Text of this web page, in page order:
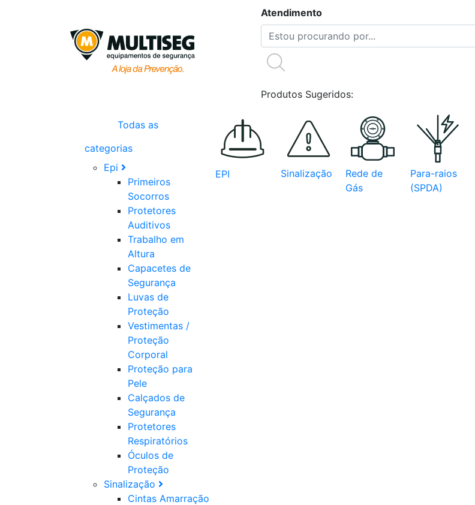
Atendimento
Produtos Sugeridos:
Todas as
categorias
Epi
Primeiros
Socorros
Protetores
Auditivos
Trabalho em
Altura
Capacetes de
Segurança
Luvas de
Proteção
Vestimentas /
Proteção
Corporal
Proteção para
Pele
Calçados de
Segurança
Protetores
Respiratórios
Óculos de
Proteção
Sinalização
Cintas Amarração
EPI Sinalização
Rede de
Gás
Para-raios
(SPDA)